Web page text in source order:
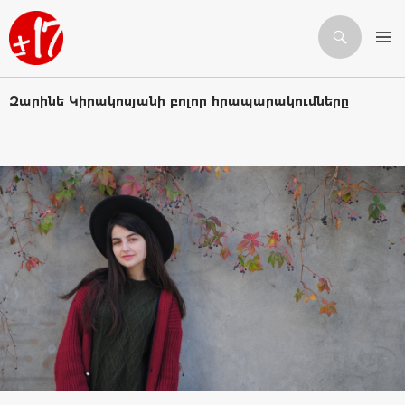
Որոնում
ԱՆՑՆԵԼ ԲՈՎԱՆԴԱԿՈՒԹՅԱՆԸ
Զարինե Կիրակոսյանի բոլոր հրապարակումները